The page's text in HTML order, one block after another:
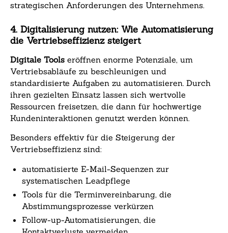
strategischen Anforderungen des Unternehmens.
4. Digitalisierung nutzen: Wie Automatisierung
die Vertriebseffizienz steigert
Digitale Toolseröffnen enorme Potenziale, um
Vertriebsabläufe zu beschleunigen und
standardisierte Aufgaben zu automatisieren. Durch
ihren gezielten Einsatz lassen sich wertvolle
Ressourcen freisetzen, die dann für hochwertige
Kundeninteraktionen genutzt werden können.
Besonders effektiv für die Steigerung der
Vertriebseffizienz sind:
automatisierte E-Mail-Sequenzen zur
systematischen Leadpflege
Tools für die Terminvereinbarung, die
Abstimmungsprozesse verkürzen
Follow-up-Automatisierungen, die